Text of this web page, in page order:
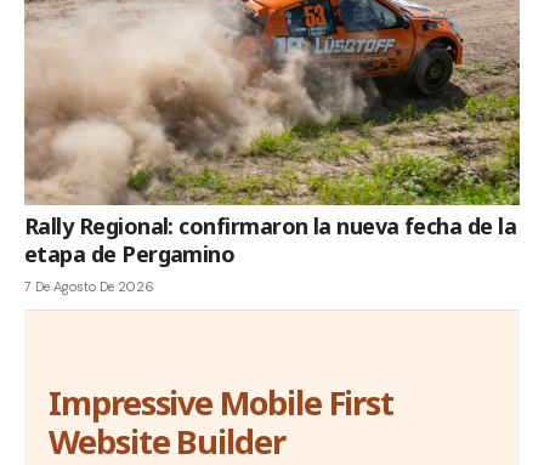
Rally Regional: confirmaron la nueva fecha de la
etapa de Pergamino
7 De Agosto De 2026
Impressive Mobile First
Website Builder